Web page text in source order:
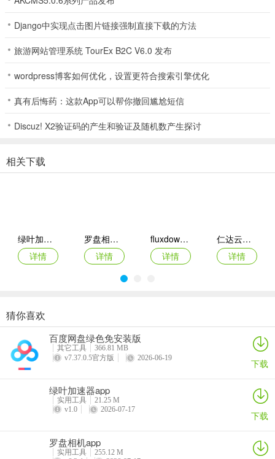
3、网络保护：防止 Android 设备受危险网络钓鱼和欺诈网站侵害。
4、Autopilot：根据移动设备使用情况，智能提出安全建议。
5、账户隐私：随时监控邮件账户安全，确保数据不被窥探。
比特梵德(手机病毒防护)使用说明
1. 下载安装好比特梵德后打开应用，同意协议进入。初次使用需登录
点击注册登录，登录成功即可免费使用。
Autopilot 会根据移动设备使用情况提出安全建议。
检查病毒爆发防护。智能安装病毒扫描程序会检查应用程序可疑活
5. 可随时监控邮件账户安全，给隐私应用加锁，设备被盗时能减轻损
失，每周发送活动报告和安全事件总结，还能将安全服务延伸到智能
手表。
比特梵德2010
比特梵德2010能为你提供超棒的手机病毒防护体验。它有着强大的功
能，能让你的Android设备免受各种新旧在线威胁，病毒、恶意软件、
间谍软件、勒索软件的检测率达100%，还能保护你免受危险网络钓鱼
Django中实现点击图片链接强制直接下载的方法
旅游网站管理系统 TourEx B2C V6.0 发布
wordpress博客如何优化，设置更符合搜索引擎优化
真有后悔药：这款App可以帮你撤回尴尬短信
Discuz! X2验证码的产生和验证及随机数产生探讨
相关下载
绿叶加速器app
详情
罗盘相机app
详情
fluxdown手机版
详情
仁达云电脑app
详情
VEGA云电脑app
详情
2026百度网盘手机客户端
详情
最i玩云手机app
Marvis
猜你喜欢
百度网盘绿色免安装版
其它工具
366.81 MB
v7.37.0.5官方版
2026-06-19 下载
绿叶加速器app
实用工具
21.25 M
v1.0
2026-07-17 下载
罗盘相机app
实用工具
255.12 M